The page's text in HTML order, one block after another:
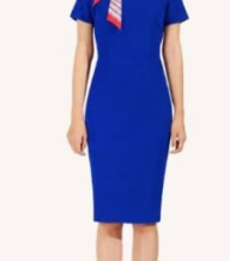
váy đồng phcuj dáng xòe
Váy Đồng Phục
phục sở hữu phom
tinh tế, giúp người
trong quá trình di